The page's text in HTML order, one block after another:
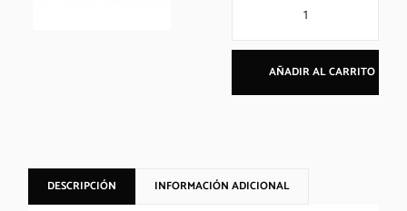
AÑADIR AL CARRITO
DESCRIPCIÓN INFORMACIÓN ADICIONAL